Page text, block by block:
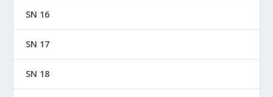
SN 16
SN 17
SN 18